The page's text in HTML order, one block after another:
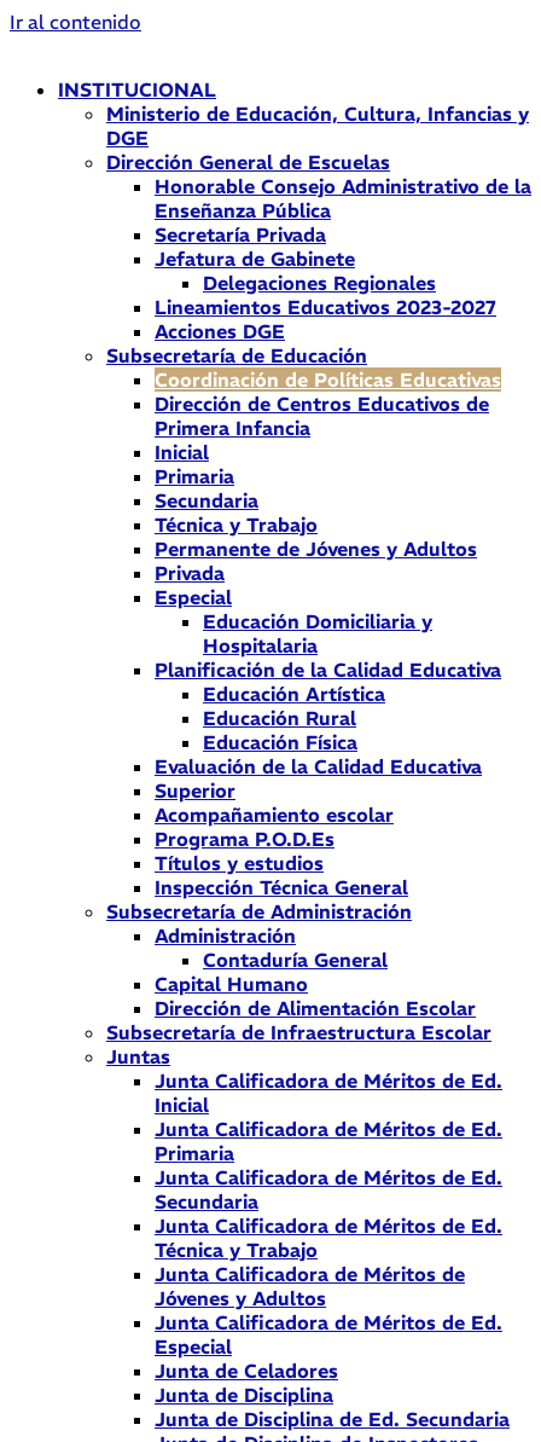
Ir al contenido
INSTITUCIONAL
Ministerio de Educación, Cultura, Infancias y
DGE
Dirección General de Escuelas
Honorable Consejo Administrativo de la
Enseñanza Pública
Secretaría Privada
Jefatura de Gabinete
Delegaciones Regionales
Lineamientos Educativos 2023-2027
Acciones DGE
Subsecretaría de Educación
Coordinación de Políticas Educativas
Dirección de Centros Educativos de
Primera Infancia
Inicial
Primaria
Secundaria
Técnica y Trabajo
Permanente de Jóvenes y Adultos
Privada
Especial
Educación Domiciliaria y
Hospitalaria
Planificación de la Calidad Educativa
Educación Artística
Educación Rural
Educación Física
Evaluación de la Calidad Educativa
Superior
Acompañamiento escolar
Programa P.O.D.Es
Títulos y estudios
Inspección Técnica General
Subsecretaría de Administración
Administración
Contaduría General
Capital Humano
Dirección de Alimentación Escolar
Subsecretaría de Infraestructura Escolar
Juntas
Junta Calificadora de Méritos de Ed.
Inicial
Junta Calificadora de Méritos de Ed.
Primaria
Junta Calificadora de Méritos de Ed.
Secundaria
Junta Calificadora de Méritos de Ed.
Técnica y Trabajo
Junta Calificadora de Méritos de
Jóvenes y Adultos
Junta Calificadora de Méritos de Ed.
Especial
Junta de Celadores
Junta de Disciplina
Junta de Disciplina de Ed. Secundaria